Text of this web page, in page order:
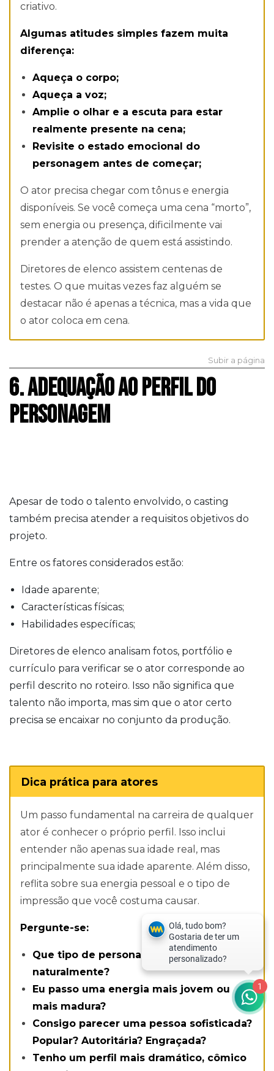
criativo.
Algumas atitudes simples fazem muita
diferença:
Aqueça o corpo;
Aqueça a voz;
Amplie o olhar e a escuta para estar
realmente presente na cena;
Revisite o estado emocional do
personagem antes de começar;
O ator precisa chegar com tônus e energia
disponíveis. Se você começa uma cena “morto”,
sem energia ou presença, dificilmente vai
prender a atenção de quem está assistindo.
Diretores de elenco assistem centenas de
testes. O que muitas vezes faz alguém se
destacar não é apenas a técnica, mas a vida que
o ator coloca em cena.
Subir a página
6. ADEQUAÇÃO AO PERFIL DO
PERSONAGEM
Apesar de todo o talento envolvido, o casting
também precisa atender a requisitos objetivos do
projeto.
Entre os fatores considerados estão:
Idade aparente;
Características físicas;
Habilidades específicas;
Diretores de elenco analisam fotos, portfólio e
currículo para verificar se o ator corresponde ao
perfil descrito no roteiro. Isso não significa que
talento não importa, mas sim que o ator certo
precisa se encaixar no conjunto da produção.
Dica prática para atores
Um passo fundamental na carreira de qualquer
ator é conhecer o próprio perfil. Isso inclui
entender não apenas sua idade real, mas
principalmente sua idade aparente. Além disso,
reflita sobre sua energia pessoal e o tipo de
impressão que você costuma causar.
Pergunte-se:
Que tipo de personagem eu transmito
naturalmente?
Eu passo uma energia mais jovem ou
mais madura?
Consigo parecer uma pessoa sofisticada?
Popular? Autoritária? Engraçada?
Tenho um perfil mais dramático, cômico
1